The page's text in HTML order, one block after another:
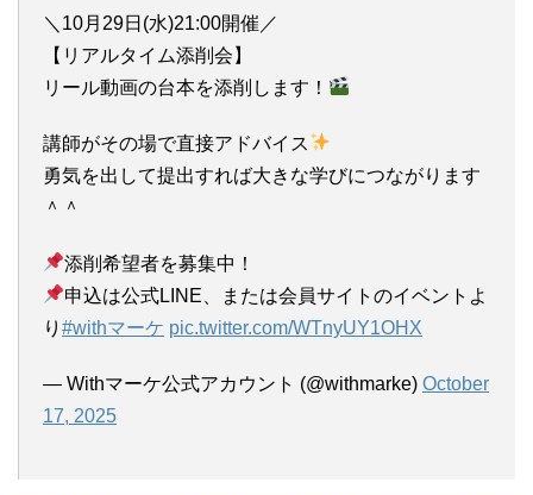
＼10月29日(水)21:00開催／
【リアルタイム添削会】
リール動画の台本を添削します！
講師がその場で直接アドバイス
勇気を出して提出すれば大きな学びにつながります
＾＾
添削希望者を募集中！
申込は公式LINE、または会員サイトのイベントよ
り #withマーケ pic.twitter.com/WTnyUY1OHX
— Withマーケ公式アカウント (@withmarke) October
17, 2025